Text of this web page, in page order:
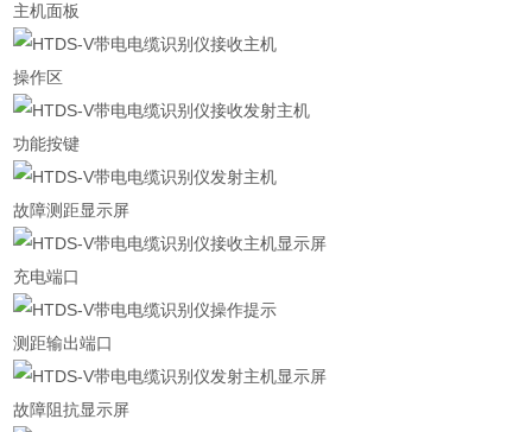
主机面板
操作区
功能按键
故障测距显示屏
充电端口
测距输出端口
故障阻抗显示屏